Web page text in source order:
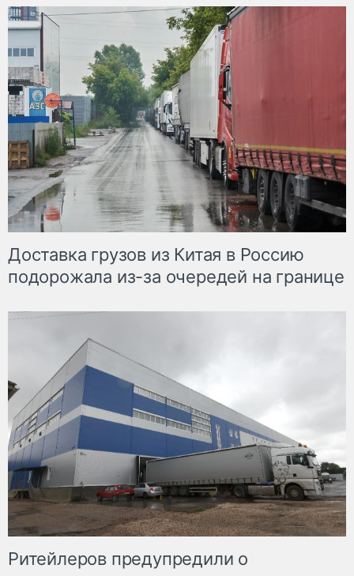
Доставка грузов из Китая в Россию
подорожала из-за очередей на границе
Ритейлеров предупредили о